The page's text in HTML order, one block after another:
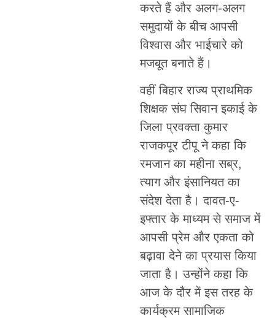
करते हैं और अलग-अलग
समुदायों के बीच आपसी
विश्वास और भाईचारे को
मजबूत बनाते हैं।
वहीं बिहार राज्य प्राथमिक
शिक्षक संघ सिवान इकाई के
जिला प्रवक्ता कुमार
राजकपूर टीपू ने कहा कि
रमजान का महीना सब्र,
त्याग और इंसानियत का
संदेश देता है। दावत-ए-
इफ्तार के माध्यम से समाज में
आपसी प्रेम और एकता को
बढ़ावा देने का प्रयास किया
जाता है। उन्होंने कहा कि
आज के दौर में इस तरह के
कार्यक्रम सामाजिक